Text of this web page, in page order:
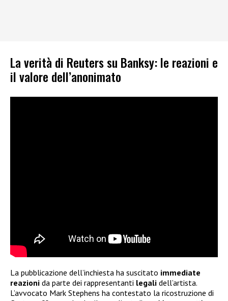
La verità di Reuters su Banksy: le reazioni e
il valore dell’anonimato
La pubblicazione dell’inchiesta ha suscitato immediate
reazioni da parte dei rappresentanti legali dell’artista.
L’avvocato Mark Stephens ha contestato la ricostruzione di